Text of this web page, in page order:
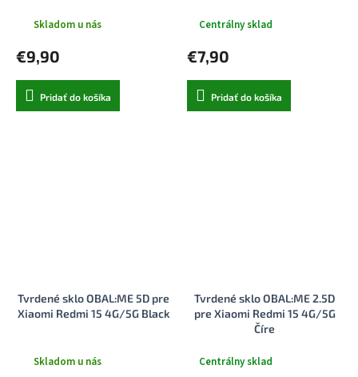
Skladom u nás
€9,90
Pridať do košíka
Centrálny sklad
€7,90
Pridať do košíka
Tvrdené sklo OBAL:ME 5D pre
Xiaomi Redmi 15 4G/5G Black
Skladom u nás
Tvrdené sklo OBAL:ME 2.5D
pre Xiaomi Redmi 15 4G/5G
Číre
Centrálny sklad